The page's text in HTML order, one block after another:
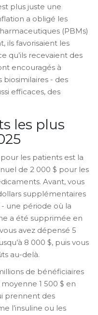
plus juste une
a obligé les
(PBMs)
ils favorisaient les
qu’ils recevaient des
encouragés à
biosimilaires - des
efficaces, des
les plus
les patients est la
de 2 000 $ pour les
Avant, vous
supplémentaires
- une période où la
a été supprimée en
avez dépensé 5
8 000 $, puis vous
au-delà.
de bénéficiaires
1 500 $ en
prennent des
l’insuline ou les